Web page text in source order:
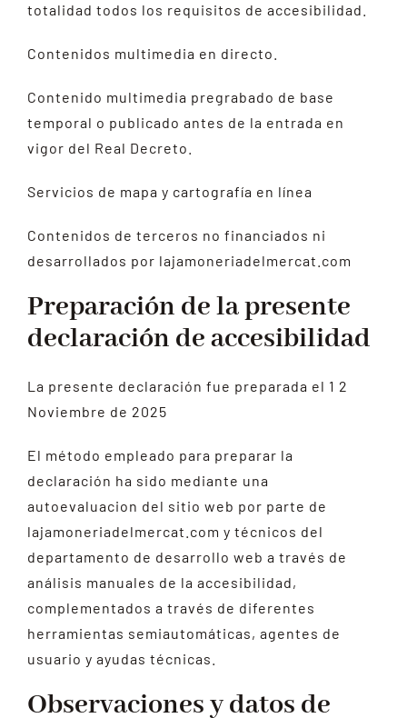
totalidad todos los requisitos de accesibilidad.
Contenidos multimedia en directo.
Contenido multimedia pregrabado de base
temporal o publicado antes de la entrada en
vigor del Real Decreto.
Servicios de mapa y cartografía en línea
Contenidos de terceros no financiados ni
desarrollados por lajamoneriadelmercat.com
Preparación de la presente
declaración de accesibilidad
La presente declaración fue preparada el 1 2
Noviembre de 2025
El método empleado para preparar la
declaración ha sido mediante una
autoevaluacion del sitio web por parte de
lajamoneriadelmercat.com y técnicos del
departamento de desarrollo web a través de
análisis manuales de la accesibilidad,
complementados a través de diferentes
herramientas semiautomáticas, agentes de
usuario y ayudas técnicas.
Observaciones y datos de